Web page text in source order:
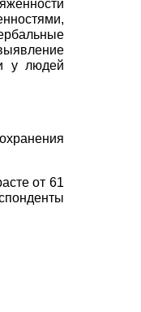
у людей
от 61